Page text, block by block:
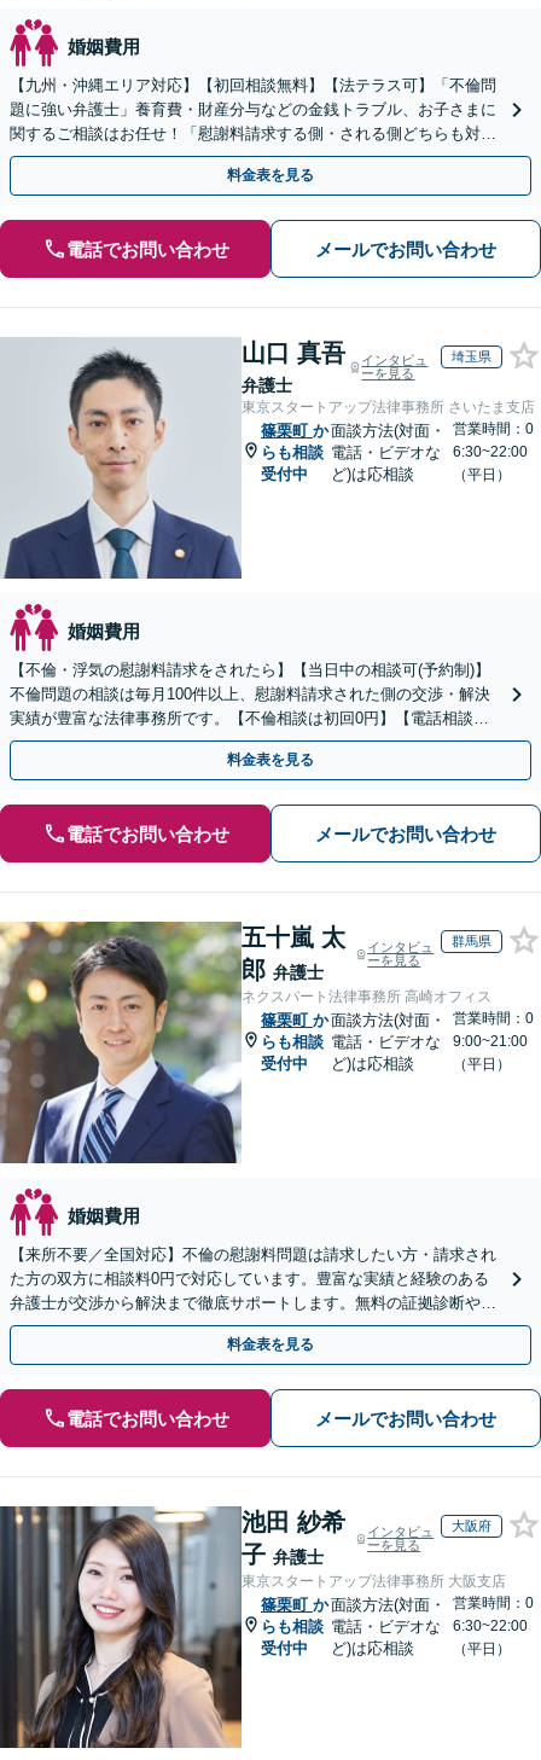
婚姻費用
【九州・沖縄エリア対応】【初回相談無料】【法テラス可】「不倫問
題に強い弁護士」養育費・財産分与などの金銭トラブル、お子さまに
関するご相談はお任せ！「慰謝料請求する側・される側どちらも対応
可」【子連れ相談可】【休日・夜間相談可】【駐車場あり】
料金表を見る
電話でお問い合わせ メールでお問い合わせ
山口 真吾
弁護士
インタビュ
ーを見る
埼玉県
東京スタートアップ法律事務所 さいたま支店
篠栗町 か
らも相談
受付中
面談方法(対面・
電話・ビデオな
ど)は応相談
営業時間：0
6:30~22:00
（平日）
婚姻費用
【不倫・浮気の慰謝料請求をされたら】【当日中の相談可(予約制)】
不倫問題の相談は毎月100件以上、慰謝料請求された側の交渉・解決
実績が豊富な法律事務所です。【不倫相談は初回0円】【電話相談で
ご契約まで対応可/来所不要】
料金表を見る
電話でお問い合わせ メールでお問い合わせ
五十嵐 太
郎 弁護士
インタビュ
ーを見る
群馬県
ネクスパート法律事務所 高崎オフィス
篠栗町 か
らも相談
受付中
面談方法(対面・
電話・ビデオな
ど)は応相談
営業時間：0
9:00~21:00
（平日）
婚姻費用
【来所不要／全国対応】不倫の慰謝料問題は請求したい方・請求され
た方の双方に相談料0円で対応しています。豊富な実績と経験のある
弁護士が交渉から解決まで徹底サポートします。無料の証拠診断や着
手金の返還保証もありますので安心してご相談ください。
料金表を見る
電話でお問い合わせ メールでお問い合わせ
池田 紗希
子 弁護士
インタビュ
ーを見る
大阪府
東京スタートアップ法律事務所 大阪支店
篠栗町 か
らも相談
受付中
面談方法(対面・
電話・ビデオな
ど)は応相談
営業時間：0
6:30~22:00
（平日）